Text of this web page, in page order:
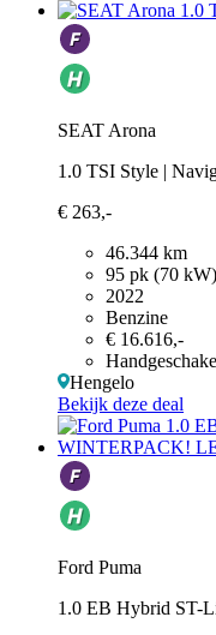
SEAT Arona
1.0 TSI Style |
€ 263,-
46.344 km
95 pk (70 kW)
2022
Benzine
€ 16.616,-
Hengelo
Bekijk deze deal
Ford Puma
1.0 EB Hybrid ST-